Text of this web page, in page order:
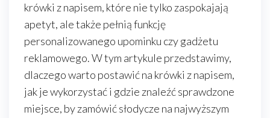
krówki z napisem, które nie tylko zaspokajają
apetyt, ale także pełnią funkcję
personalizowanego upominku czy gadżetu
reklamowego. W tym artykule przedstawimy,
dlaczego warto postawić na krówki z napisem,
jak je wykorzystać i gdzie znaleźć sprawdzone
miejsce, by zamówić słodycze na najwyższym